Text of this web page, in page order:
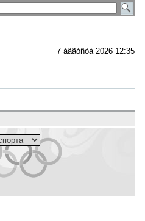
7 àâãóñòà 2026 12:35